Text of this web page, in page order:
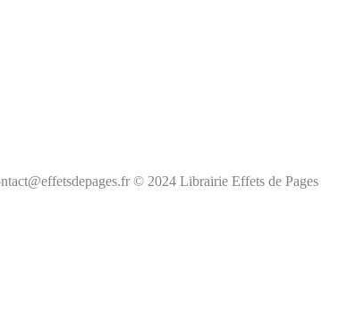
© 2024 Librairie Effets de Pages